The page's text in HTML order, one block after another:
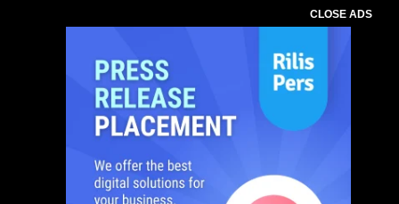
CLOSE ADS